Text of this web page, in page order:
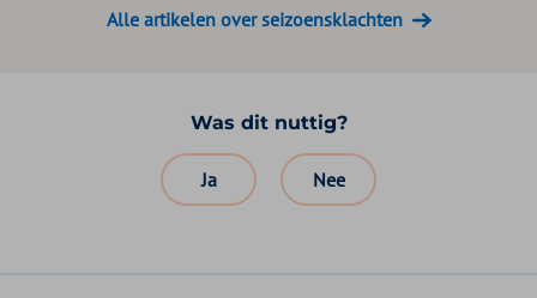
Alle artikelen over seizoensklachten
Was dit nuttig?
Ja Nee